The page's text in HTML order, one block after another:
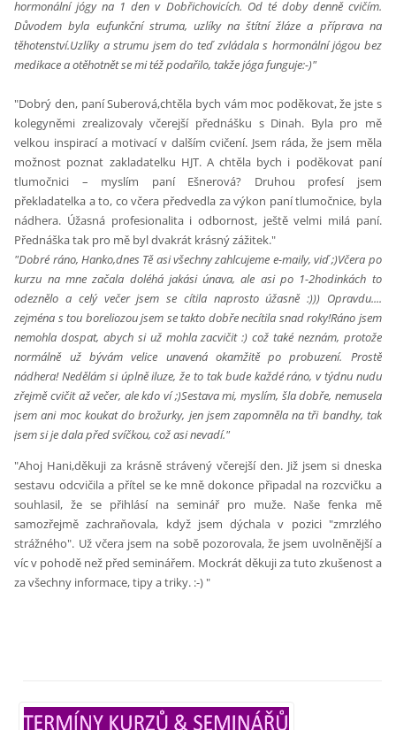
hormonální jógy na 1 den v Dobřichovicích. Od té doby denně cvičím.
Důvodem byla eufunkční struma, uzlíky na štítní žláze a příprava na
těhotenství.Uzlíky a strumu jsem do teď zvládala s hormonální jógou bez
medikace a otěhotnět se mi též podařilo, takže jóga funguje:-)"
"Dobrý den, paní Suberová,chtěla bych vám moc poděkovat, že jste s
kolegyněmi zrealizovaly včerejší přednášku s Dinah. Byla pro mě
velkou inspirací a motivací v dalším cvičení. Jsem ráda, že jsem měla
možnost poznat zakladatelku HJT. A chtěla bych i poděkovat paní
tlumočnici – myslím paní Ešnerová? Druhou profesí jsem
překladatelka a to, co včera předvedla za výkon paní tlumočnice, byla
nádhera. Úžasná profesionalita i odbornost, ještě velmi milá paní.
Přednáška tak pro mě byl dvakrát krásný zážitek."
"Dobré ráno, Hanko,dnes Tě asi všechny zahlcujeme e-maily, viď ;)Včera po
kurzu na mne začala doléhá jakási únava, ale asi po 1-2hodinkách to
odeznělo a celý večer jsem se cítila naprosto úžasně :))) Opravdu....
zejména s tou boreliozou jsem se takto dobře necítila snad roky!Ráno jsem
nemohla dospat, abych si už mohla zacvičit :) což také neznám, protože
normálně už bývám velice unavená okamžitě po probuzení. Prostě
nádhera!Nedělám si úplně iluze, že to tak bude každé ráno, v týdnu nudu
zřejmě cvičit až večer, ale kdo ví ;)Sestava mi, myslím, šla dobře, nemusela
jsem ani moc koukat do brožurky, jen jsem zapomněla na tři bandhy, tak
jsem si je dala před svíčkou, což asi nevadí."
"Ahoj Hani,děkuji za krásně strávený včerejší den. Již jsem si dneska
sestavu odcvičila a přítel se ke mně dokonce připadal na rozcvičku a
souhlasil, že se přihlásí na seminář pro muže. Naše fenka mě
samozřejmě zachraňovala, když jsem dýchala v pozici "zmrzlého
strážného". Už včera jsem na sobě pozorovala, že jsem uvolněnější a
víc v pohodě než před seminářem. Mockrát děkuji za tuto zkušenost a
za všechny informace, tipy a triky. :-) "